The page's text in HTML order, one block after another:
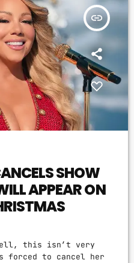
in the mouth,” the
insert_link
SHOW
APPEAR ON
this isn’t very
forced to cancel her